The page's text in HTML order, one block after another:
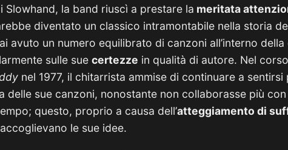
Slowhand, la band riuscì a prestare la meritata
diventato un classico intramontabile nella storia
avuto un numero equilibrato di canzoni all’interno
sulle sue certezze in qualità di autore. Nel
nel 1977, il chitarrista ammise di continuare a
delle sue canzoni, nonostante non collaborasse più
questo, proprio a causa dell’atteggiamento di
le sue idee.